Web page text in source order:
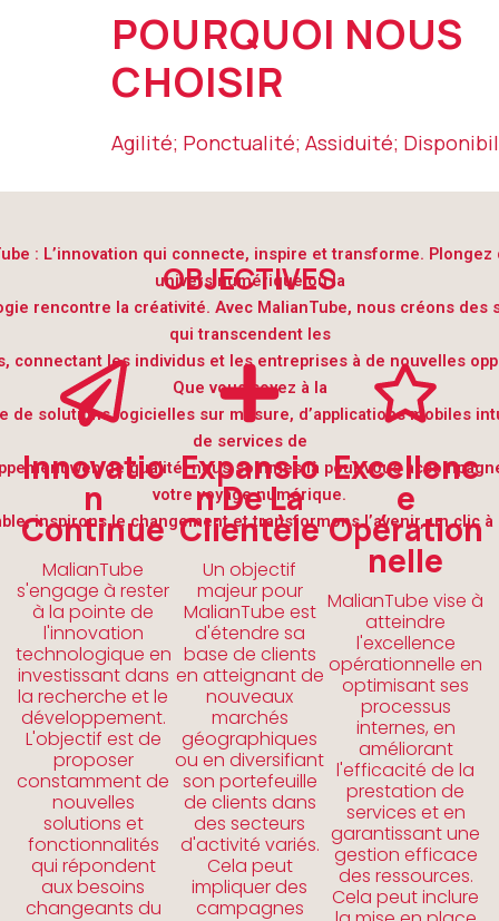
POURQUOI NOUS
CHOISIR
Agilité; Ponctualité; Assiduité;
OBJECTIVES
: L’innovation qui connecte, inspire et transforme. Plongez
univers numérique où la
rencontre la créativité. Avec MalianTube, nous créons des
qui transcendent les
connectant les individus et les entreprises à de nouvelles
Que vous soyez à la
de solutions logicielles sur mesure, d’applications mobiles
de services de
web de qualité, nous sommes là pour vous
votre voyage numérique.
inspirons le changement et transformons l’avenir, un clic à
Innovatio
N
Continue
MalianTube
s'engage à rester
à la pointe de
l'innovation
technologique en
investissant dans
la recherche et le
développement.
L'objectif est de
proposer
constamment de
nouvelles
solutions et
fonctionnalités
qui répondent
aux besoins
changeants du
Expansio
N De La
Clientèle
Un objectif
majeur pour
MalianTube est
d'étendre sa
base de clients
en atteignant de
nouveaux
marchés
géographiques
ou en diversifiant
son portefeuille
de clients dans
des secteurs
d'activité variés.
Cela peut
impliquer des
campagnes
Excellenc
E
Opération
Nelle
MalianTube vise à
atteindre
l'excellence
opérationnelle en
optimisant ses
processus
internes, en
améliorant
l'efficacité de la
prestation de
services et en
garantissant une
gestion efficace
des ressources.
Cela peut inclure